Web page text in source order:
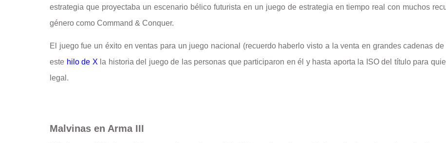
estrategia que proyectaba un escenario bélico futurista en un juego de estrategia en tiempo real con muchos
género como Command & Conquer.
El juego fue un éxito en ventas para un juego nacional (recuerdo haberlo visto a la venta en grandes cadenas
este hilo de X la historia del juego de las personas que participaron en él y hasta aporta la ISO del título para
legal.
Malvinas en Arma III